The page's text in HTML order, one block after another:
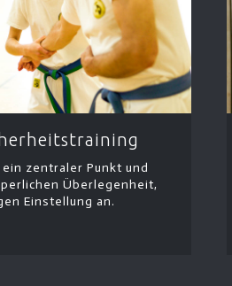
zentraler Punkt und
Überlegenheit,
Einstellung an.